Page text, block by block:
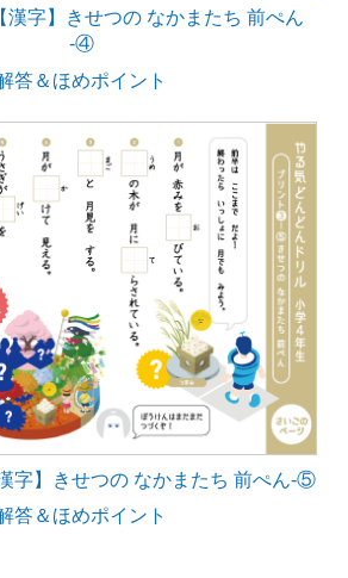
漢字】きせつの なかまたち 前ぺん
‐④
答＆ほめポイント
字】きせつの なかまたち 前ぺん‐⑤
答＆ほめポイント